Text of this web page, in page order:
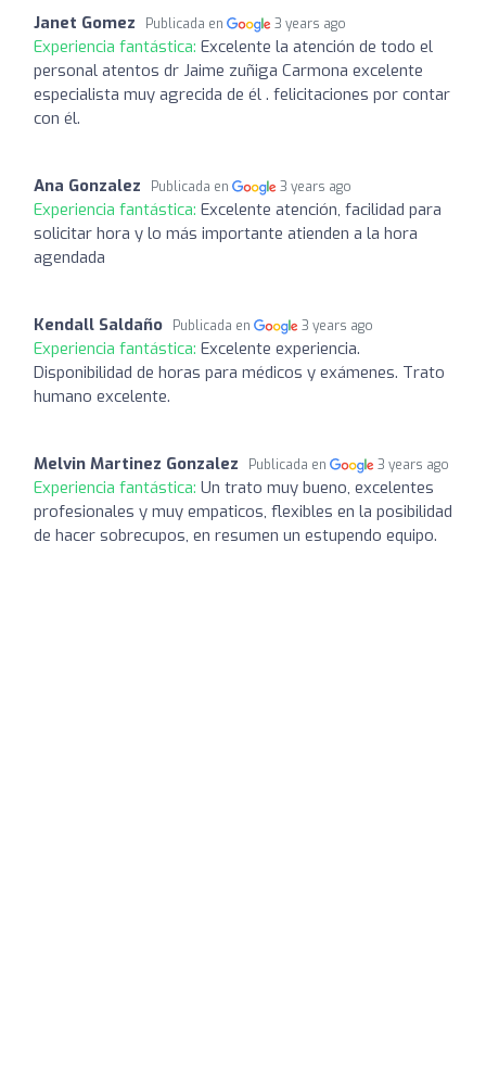
Janet Gomez Publicada en 3 years ago
Experiencia fantástica: Excelente la atención de todo el
personal atentos dr Jaime zuñiga Carmona excelente
especialista muy agrecida de él . felicitaciones por contar
con él.
Ana Gonzalez Publicada en 3 years ago
Experiencia fantástica: Excelente atención, facilidad para
solicitar hora y lo más importante atienden a la hora
agendada
Kendall Saldaño Publicada en 3 years ago
Experiencia fantástica: Excelente experiencia.
Disponibilidad de horas para médicos y exámenes. Trato
humano excelente.
Melvin Martinez Gonzalez Publicada en 3 years ago
Experiencia fantástica: Un trato muy bueno, excelentes
profesionales y muy empaticos, flexibles en la posibilidad
de hacer sobrecupos, en resumen un estupendo equipo.